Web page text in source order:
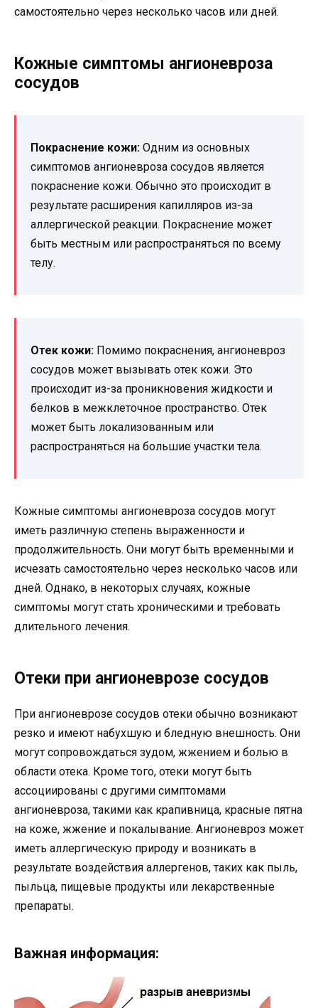
самостоятельно через несколько часов или дней.
Кожные симптомы ангионевроза
сосудов
Покраснение кожи: Одним из основных
симптомов ангионевроза сосудов является
покраснение кожи. Обычно это происходит в
результате расширения капилляров из-за
аллергической реакции. Покраснение может
быть местным или распространяться по всему
телу.
Отек кожи: Помимо покраснения, ангионевроз
сосудов может вызывать отек кожи. Это
происходит из-за проникновения жидкости и
белков в межклеточное пространство. Отек
может быть локализованным или
распространяться на большие участки тела.
Кожные симптомы ангионевроза сосудов могут
иметь различную степень выраженности и
продолжительность. Они могут быть временными и
исчезать самостоятельно через несколько часов или
дней. Однако, в некоторых случаях, кожные
симптомы могут стать хроническими и требовать
длительного лечения.
Отеки при ангионеврозе сосудов
При ангионеврозе сосудов отеки обычно возникают
резко и имеют набухшую и бледную внешность. Они
могут сопровождаться зудом, жжением и болью в
области отека. Кроме того, отеки могут быть
ассоциированы с другими симптомами
ангионевроза, такими как крапивница, красные пятна
на коже, жжение и покалывание. Ангионевроз может
иметь аллергическую природу и возникать в
результате воздействия аллергенов, таких как пыль,
пыльца, пищевые продукты или лекарственные
препараты.
Важная информация: